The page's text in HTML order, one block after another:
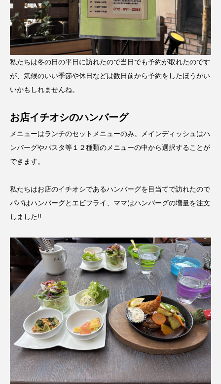
私たちは冬の日の平日に訪れたので当日でも予約が取れたのです
が、気候のいい季節や休日などは数日前から予約をしたほうがい
いかもしれませんね。
お店イチオシのハンバーグ
メニューはランチのセットメニューのみ。メインディッシュはハ
ンバーグやパスタ等１２種類のメニューの中から選択することが
できます。
私たちはお店のイチオシであるハンバーグを目当てで訪れたので
パパはハンバーグとエビフライ、ママはハンバーグの増量を注文
しました!!